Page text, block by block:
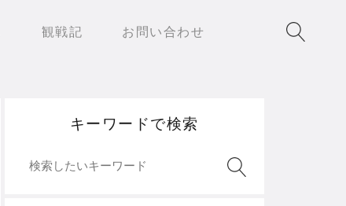
観戦記 お問い合わせ
キーワードで検索